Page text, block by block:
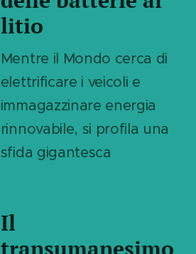
litio
Mentre il Mondo cerca di
elettrificare i veicoli e
immagazzinare energia
rinnovabile, si profila una
sfida gigantesca
Il
transumanesimo